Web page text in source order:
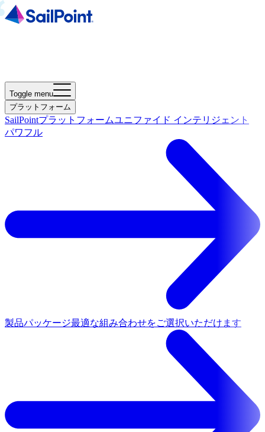
Toggle menu
プラットフォーム
SailPointプラットフォームユニファイド インテリジェント
パワフル
製品パッケージ最適な組み合わせをご選択いただけます